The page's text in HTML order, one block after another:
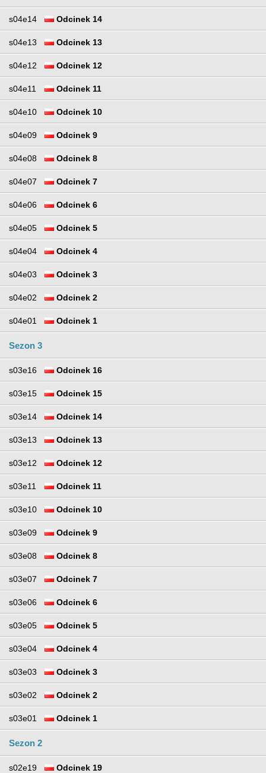
s04e14 Odcinek 14
s04e13 Odcinek 13
s04e12 Odcinek 12
s04e11 Odcinek 11
s04e10 Odcinek 10
s04e09 Odcinek 9
s04e08 Odcinek 8
s04e07 Odcinek 7
s04e06 Odcinek 6
s04e05 Odcinek 5
s04e04 Odcinek 4
s04e03 Odcinek 3
s04e02 Odcinek 2
s04e01 Odcinek 1
Sezon 3
s03e16 Odcinek 16
s03e15 Odcinek 15
s03e14 Odcinek 14
s03e13 Odcinek 13
s03e12 Odcinek 12
s03e11 Odcinek 11
s03e10 Odcinek 10
s03e09 Odcinek 9
s03e08 Odcinek 8
s03e07 Odcinek 7
s03e06 Odcinek 6
s03e05 Odcinek 5
s03e04 Odcinek 4
s03e03 Odcinek 3
s03e02 Odcinek 2
s03e01 Odcinek 1
Sezon 2
s02e19 Odcinek 19